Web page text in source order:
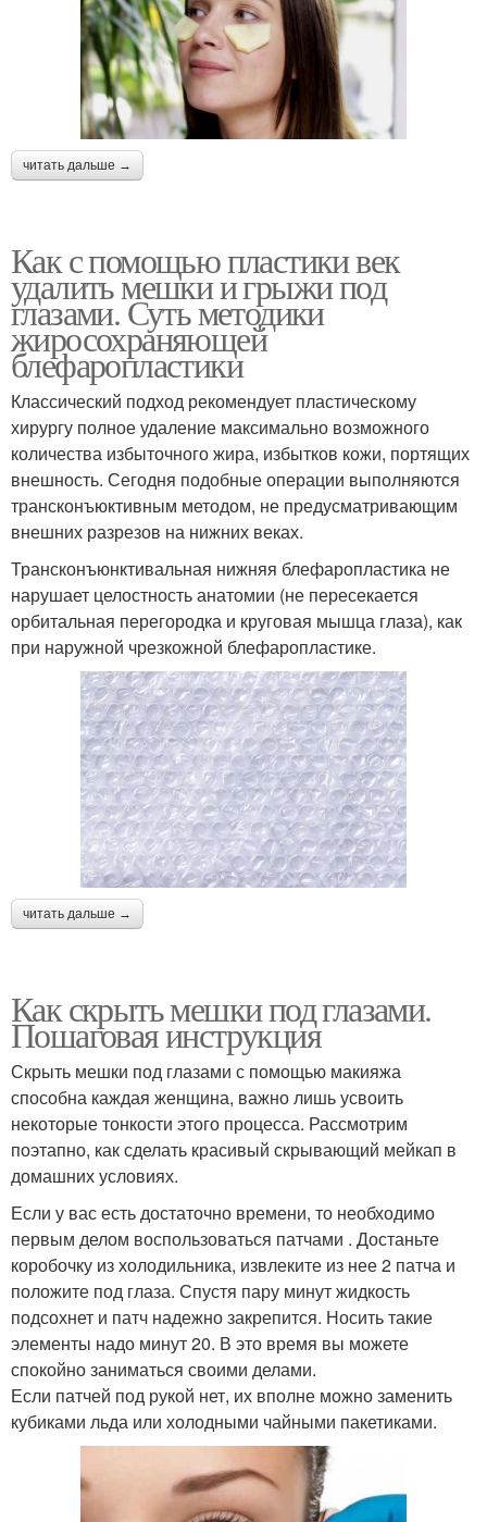
читать дальше →
Как с помощью пластики век
удалить мешки и грыжи под
глазами. Суть методики
жиросохраняющей
блефаропластики
Классический подход рекомендует пластическому
хирургу полное удаление максимально возможного
количества избыточного жира, избытков кожи, портящих
внешность. Сегодня подобные операции выполняются
трансконъюктивным методом, не предусматривающим
внешних разрезов на нижних веках.
Трансконъюнктивальная нижняя блефаропластика не
нарушает целостность анатомии (не пересекается
орбитальная перегородка и круговая мышца глаза), как
при наружной чрезкожной блефаропластике.
читать дальше →
Как скрыть мешки под глазами.
Пошаговая инструкция
Скрыть мешки под глазами с помощью макияжа
способна каждая женщина, важно лишь усвоить
некоторые тонкости этого процесса. Рассмотрим
поэтапно, как сделать красивый скрывающий мейкап в
домашних условиях.
Если у вас есть достаточно времени, то необходимо
первым делом воспользоваться патчами . Достаньте
коробочку из холодильника, извлеките из нее 2 патча и
положите под глаза. Спустя пару минут жидкость
подсохнет и патч надежно закрепится. Носить такие
элементы надо минут 20. В это время вы можете
спокойно заниматься своими делами.
Если патчей под рукой нет, их вполне можно заменить
кубиками льда или холодными чайными пакетиками.